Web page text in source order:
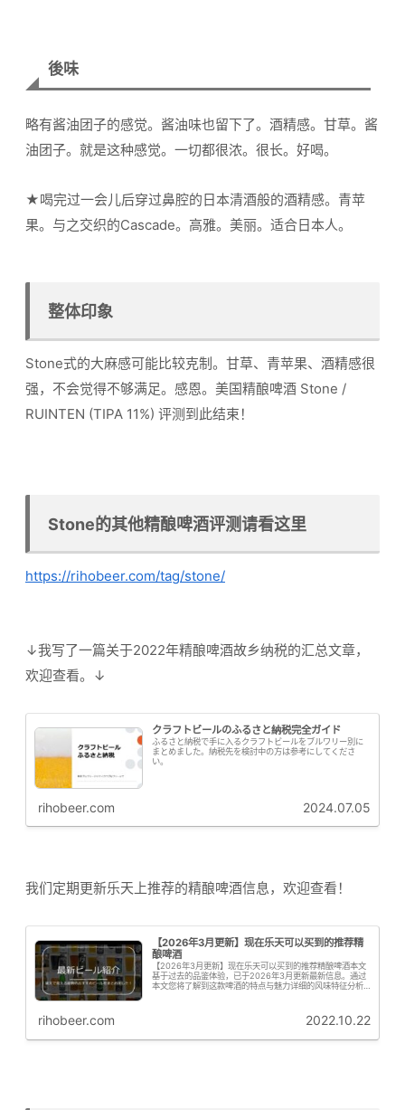
後味
略有酱油团子的感觉。酱油味也留下了。酒精感。甘草。酱
油团子。就是这种感觉。一切都很浓。很长。好喝。
★喝完过一会儿后穿过鼻腔的日本清酒般的酒精感。青苹
果。与之交织的Cascade。高雅。美丽。适合日本人。
整体印象
Stone式的大麻感可能比较克制。甘草、青苹果、酒精感很
强，不会觉得不够满足。感恩。美国精酿啤酒 Stone /
RUINTEN (TIPA 11%) 评测到此结束！
Stone的其他精酿啤酒评测请看这里
https://rihobeer.com/tag/stone/
↓我写了一篇关于2022年精酿啤酒故乡纳税的汇总文章，
欢迎查看。↓
クラフトビールのふるさと納税完全ガイド
ふるさと納税で手に入るクラフトビールをブルワリー別に
まとめました。納税先を検討中の方は参考にしてくださ
い。
rihobeer.com 2024.07.05
我们定期更新乐天上推荐的精酿啤酒信息，欢迎查看！
【2026年3月更新】现在乐天可以买到的推荐精
酿啤酒
【2026年3月更新】现在乐天可以买到的推荐精酿啤酒本文
基于过去的品鉴体验，已于2026年3月更新最新信息。通过
本文您将了解到这款啤酒的特点与魅力详细的风味特征分析
rihobeer.com 2022.10.22